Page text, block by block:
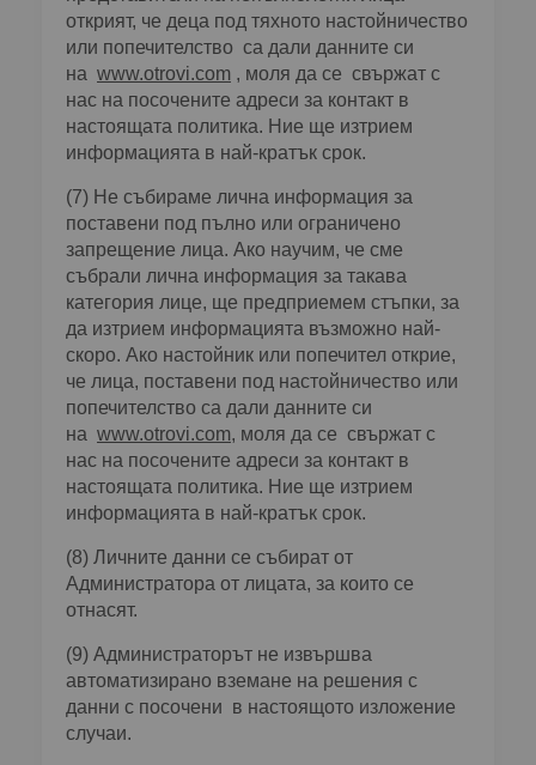
открият, че деца под тяхното настойничество
или попечителство са дали данните си
на www.otrovi.com , моля да се свържат с
нас на посочените адреси за контакт в
настоящата политика. Ние ще изтрием
информацията в най-кратък срок.
(7) Не събираме лична информация за
поставени под пълно или ограничено
запрещение лица. Ако научим, че сме
събрали лична информация за такава
категория лице, ще предприемем стъпки, за
да изтрием информацията възможно най-
скоро. Ако настойник или попечител открие,
че лица, поставени под настойничество или
попечителство са дали данните си
на www.otrovi.com, моля да се свържат с
нас на посочените адреси за контакт в
настоящата политика. Ние ще изтрием
информацията в най-кратък срок.
(8) Личните данни се събират от
Администратора от лицата, за които се
отнасят.
(9) Администраторът не извършва
автоматизирано вземане на решения с
данни с посочени в настоящото изложение
случаи.